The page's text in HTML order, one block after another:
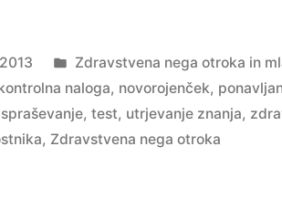
Posted
in
Zdravstvena nega otroka in
naloga, novorojenček,
spraševanje,test, utrjevanje znanja,
, Zdravstvena nega otroka